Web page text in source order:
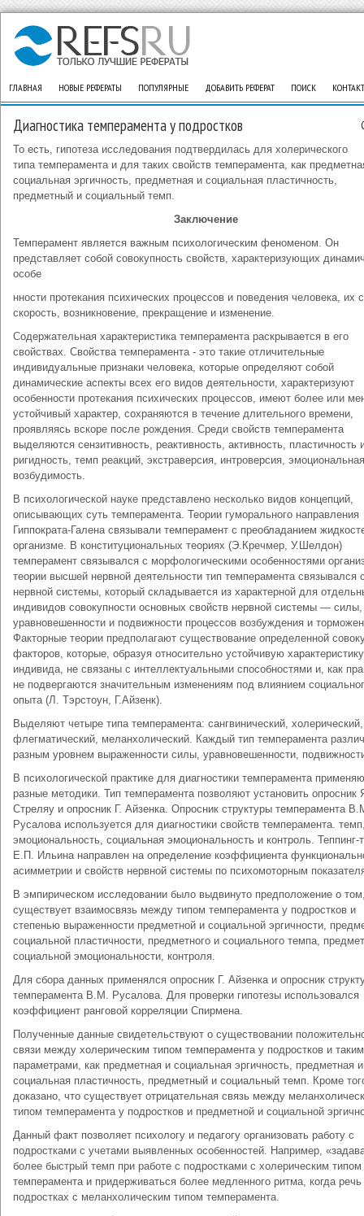
ГЛАВНАЯ НОВЫЕ РЕФЕРАТЫ ПОПУЛЯРНЫЕ ДОБАВИТЬ РЕФЕРАТ ПОИСК
Диагностика темперамента у подростков
То есть, гипотеза исследования подтвердилась для холерического
типа темперамента и для таких свойств темперамента, как
социальная эргичность, предметная и социальная пластичность,
предметный и социальный темп.
Заключение
Темперамент является важным психологическим феноменом. Он
представляет собой совокупность свойств, характеризующих
особе
нности протекания психических процессов и поведения человека, их
скорость, возникновение, прекращение и изменение.
Содержательная характеристика темперамента раскрывается в его
свойствах. Свойства темперамента - это такие отличительные
индивидуальные признаки человека, которые определяют собой
динамические аспекты всех его видов деятельности, характеризуют
особенности протекания психических процессов, имеют более или
устойчивый характер, сохраняются в течение длительного времени,
проявляясь вскоре после рождения. Среди свойств темперамента
выделяются сензитивность, реактивность, активность, пластичность
ригидность, темп реакций, экстраверсия, интроверсия, эмоциональная
возбудимость.
В психологической науке представлено несколько видов концепций,
описывающих суть темперамента. Теории гуморального направления
Гиппократа-Галена связывали темперамент с преобладанием
организме. В конституциональных теориях (Э.Кречмер, У.Шелдон)
темперамент связывался с морфологическими особенностями
теории высшей нервной деятельности тип темперамента связывался
нервной системы, который складывается из характерной для
индивидов совокупности основных свойств нервной системы — силы,
уравновешенности и подвижности процессов возбуждения и
Факторные теории предполагают существование определенной
факторов, которые, образуя относительно устойчивую характеристику
индивида, не связаны с интеллектуальными способностями и, как
не подвергаются значительным изменениям под влиянием
опыта (Л. Тэрстоун, Г.Айзенк).
Выделяют четыре типа темперамента: сангвинический, холерический,
флегматический, меланхолический. Каждый тип темперамента
разным уровнем выраженности силы, уравновешенности,
В психологической практике для диагностики темперамента
разные методики. Тип темперамента позволяют установить опросник
Стреляу и опросник Г. Айзенка. Опросник структуры темперамента
Русалова используется для диагностики свойств темперамента.
эмоциональность, социальная эмоциональность и контроль. Теппинг-
Е.П. Ильина направлен на определение коэффициента
асимметрии и свойств нервной системы по психомоторным
В эмпирическом исследовании было выдвинуто предположение о
существует взаимосвязь между типом темперамента у подростков и
степенью выраженности предметной и социальной эргичности,
социальной пластичности, предметного и социального темпа,
социальной эмоциональности, контроля.
Для сбора данных применялся опросник Г. Айзенка и опросник
темперамента В.М. Русалова. Для проверки гипотезы использовался
коэффициент ранговой корреляции Спирмена.
Полученные данные свидетельствуют о существовании
связи между холерическим типом темперамента у подростков и
параметрами, как предметная и социальная эргичность, предметная и
социальная пластичность, предметный и социальный темп. Кроме
доказано, что существует отрицательная связь между
типом темперамента у подростков и предметной и социальной
Данный факт позволяет психологу и педагогу организовать работу с
подростками с учетами выявленных особенностей. Например,
более быстрый темп при работе с подростками с холерическим типом
темперамента и придерживаться более медленного ритма, когда
подростках с меланхолическим типом темперамента.